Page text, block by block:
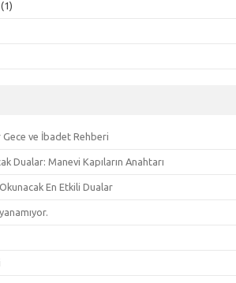
(1)
ve İbadet Rehberi
Dualar: Manevi Kapıların Anahtarı
Okunacak En Etkili Dualar